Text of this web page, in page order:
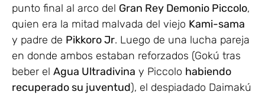
punto final al arco del Gran Rey Demonio Piccolo,
quien era la mitad malvada del viejo Kami-sama
y padre de Pikkoro Jr. Luego de una lucha pareja
en donde ambos estaban reforzados (Gokú tras
beber el Agua Ultradivina y Piccolo habiendo
recuperado su juventud), el despiadado Daimakú